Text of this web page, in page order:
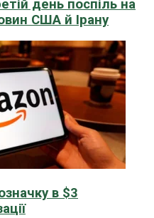
день поспіль на
США й Ірану
в $3